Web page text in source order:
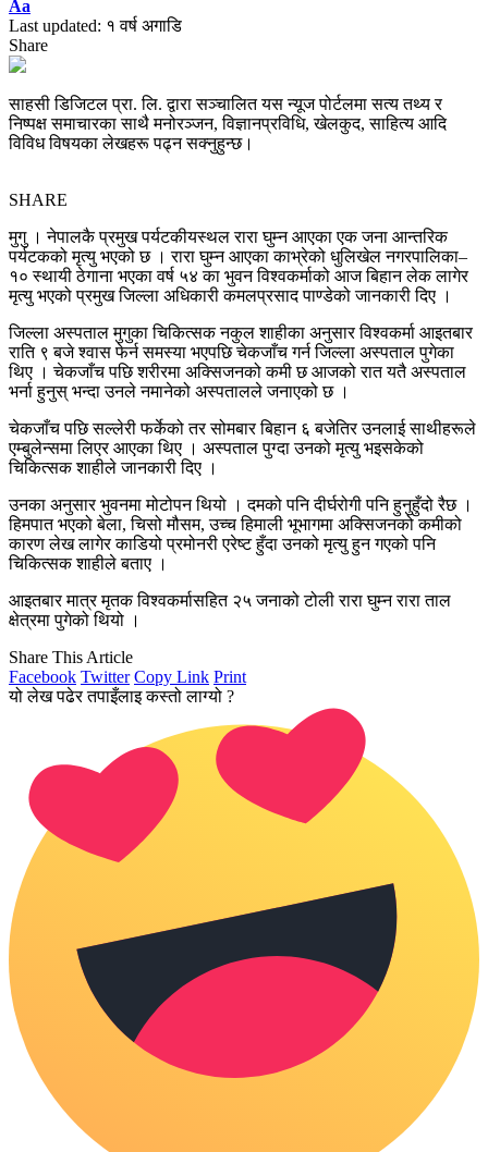
Font
Resizer
Aa
Last updated: १ वर्ष अगाडि
Share
साहसी डिजिटल प्रा. लि. द्वारा सञ्चालित यस न्यूज पोर्टलमा सत्य तथ्य र
निष्पक्ष समाचारका साथै मनोरञ्जन, विज्ञानप्रविधि, खेलकुद, साहित्य आदि
विविध विषयका लेखहरू पढ्न सक्नुहुन्छ।
SHARE
मुगु । नेपालकै प्रमुख पर्यटकीयस्थल रारा घुम्न आएका एक जना आन्तरिक
पर्यटकको मृत्यु भएको छ । रारा घुम्न आएका काभ्रेको धुलिखेल नगरपालिका–
१० स्थायी ठेगाना भएका वर्ष ५४ का भुवन विश्वकर्माको आज बिहान लेक लागेर
मृत्यु भएको प्रमुख जिल्ला अधिकारी कमलप्रसाद पाण्डेको जानकारी दिए ।
जिल्ला अस्पताल मुगुका चिकित्सक नकुल शाहीका अनुसार विश्वकर्मा आइतबार
राति ९ बजे श्वास फेर्न समस्या भएपछि चेकजाँच गर्न जिल्ला अस्पताल पुगेका
थिए । चेकजाँच पछि शरीरमा अक्सिजनको कमी छ आजको रात यतै अस्पताल
भर्ना हुनुस् भन्दा उनले नमानेको अस्पतालले जनाएको छ ।
चेकजाँच पछि सल्लेरी फर्केको तर सोमबार बिहान ६ बजेतिर उनलाई साथीहरूले
एम्बुलेन्समा लिएर आएका थिए । अस्पताल पुग्दा उनको मृत्यु भइसकेको
चिकित्सक शाहीले जानकारी दिए ।
उनका अनुसार भुवनमा मोटोपन थियो । दमको पनि दीर्घरोगी पनि हुनुहुँदो रैछ ।
हिमपात भएको बेला, चिसो मौसम, उच्च हिमाली भूभागमा अक्सिजनको कमीको
कारण लेख लागेर काडियो प्रमोनरी एरेष्ट हुँदा उनको मृत्यु हुन गएको पनि
चिकित्सक शाहीले बताए ।
आइतबार मात्र मृतक विश्वकर्मासहित २५ जनाको टोली रारा घुम्न रारा ताल
क्षेत्रमा पुगेको थियो ।
Share This Article
Facebook Twitter Copy Link Print
यो लेख पढेर तपाइँलाइ कस्तो लाग्यो ?